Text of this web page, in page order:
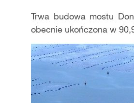
Trwa budowa mostu
obecnie ukończona w